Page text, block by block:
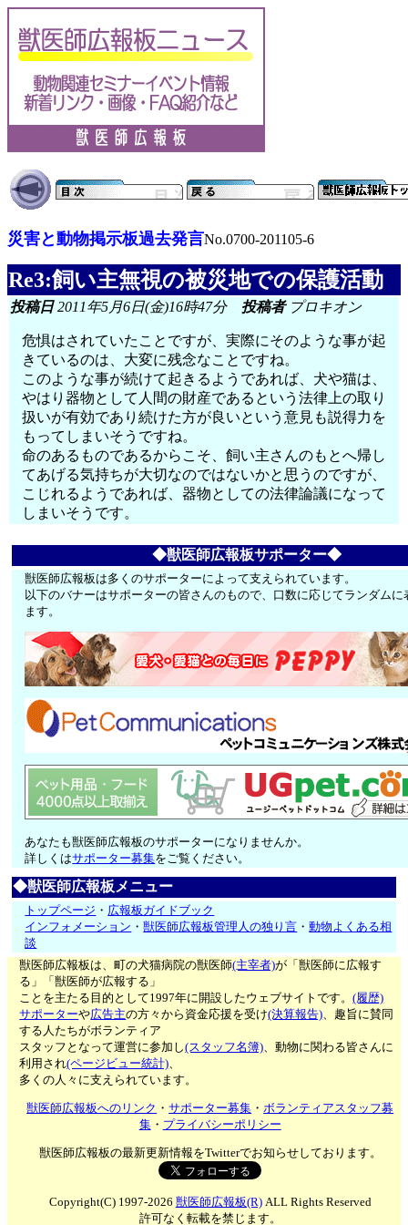
災害と動物掲示板過去発言No.0700-201105-6
Re3:飼い主無視の被災地での保護活動
投稿日2011年5月6日(金)16時47分 投稿者プロキオン
危惧はされていたことですが、実際にそのような事が起
きているのは、大変に残念なことですね。
このような事が続けて起きるようであれば、犬や猫は、
やはり器物として人間の財産であるという法律上の取り
扱いが有効であり続けた方が良いという意見も説得力を
もってしまいそうですね。
命のあるものであるからこそ、飼い主さんのもとへ帰し
てあげる気持ちが大切なのではないかと思うのですが、
こじれるようであれば、器物としての法律論議になって
しまいそうです。
◆獣医師広報板サポーター◆
獣医師広報板は多くのサポーターによって支えられています。
以下のバナーはサポーターの皆さんのもので、口数に応じてランダムに
ます。
あなたも獣医師広報板のサポーターになりませんか。
詳しくはサポーター募集をご覧ください。
◆獣医師広報板メニュー
トップページ ・ 広報板ガイドブック
インフォメーション ・獣医師広報板管理人の独り言 ・動物よくある相
談
獣医師広報板は、町の犬猫病院の獣医師(主宰者)が「獣医師に広報す
る」「獣医師が広報する」
ことを主たる目的として1997年に開設したウェブサイトです。(履歴)
サポーターや広告主の方々から資金応援を受け(決算報告)、趣旨に賛同
する人たちがボランティア
スタッフとなって運営に参加し(スタッフ名簿)、動物に関わる皆さんに
利用され(ページビュー統計)、
多くの人々に支えられています。
獣医師広報板へのリンク ・サポーター募集 ・ボランティアスタッフ募
集・ プライバシーポリシー
獣医師広報板の最新更新情報をTwitterでお知らせしております。
Copyright(C) 1997-2026 獣医師広報板(R)ALL Rights Reserved
許可なく転載を禁じます。